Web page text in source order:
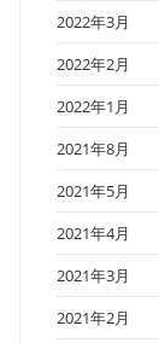
2022年3月
2022年2月
2022年1月
2021年8月
2021年5月
2021年4月
2021年3月
2021年2月